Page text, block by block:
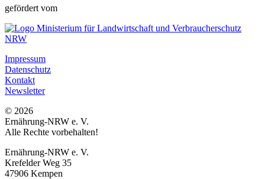
gefördert vom
Impressum
Datenschutz
Kontakt
Newsletter
© 2026
Ernährung-NRW e. V.
Alle Rechte vorbehalten!
Ernährung-NRW e. V.
Krefelder Weg 35
47906 Kempen